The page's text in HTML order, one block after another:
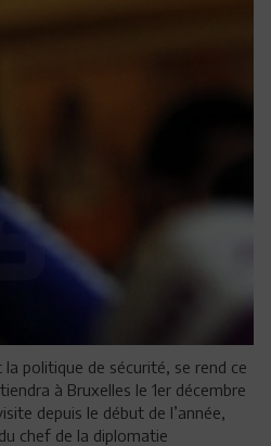
politique de sécurité, se rend ce
à Bruxelles le 1er décembre
depuis le début de l’année,
chef de la diplomatie